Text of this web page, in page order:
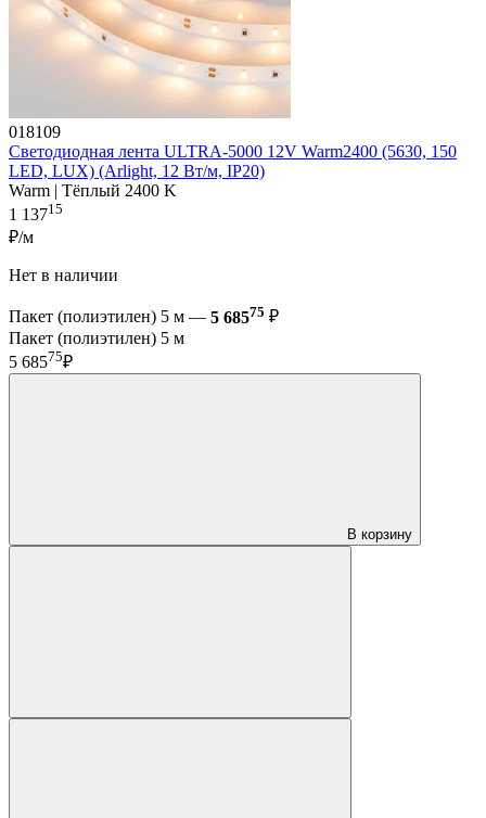
018109
Светодиодная лента ULTRA-5000 12V Warm2400 (5630, 150
LED, LUX) (Arlight, 12 Вт/м, IP20)
Warm | Тёплый 2400 K
1 13715
₽/м
Нет в наличии
Пакет (полиэтилен) 5 м — 5 68575 ₽
Пакет (полиэтилен) 5 м
5 68575₽
В корзину